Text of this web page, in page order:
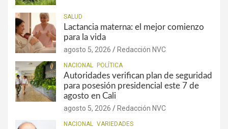
SALUD
Lactancia materna: el mejor comienzo
para la vida
agosto 5, 2026 Redacción NVC
NACIONAL POLÍTICA
Autoridades verifican plan de seguridad
para posesión presidencial este 7 de
agosto en Cali
agosto 5, 2026 Redacción NVC
NACIONAL VARIEDADES